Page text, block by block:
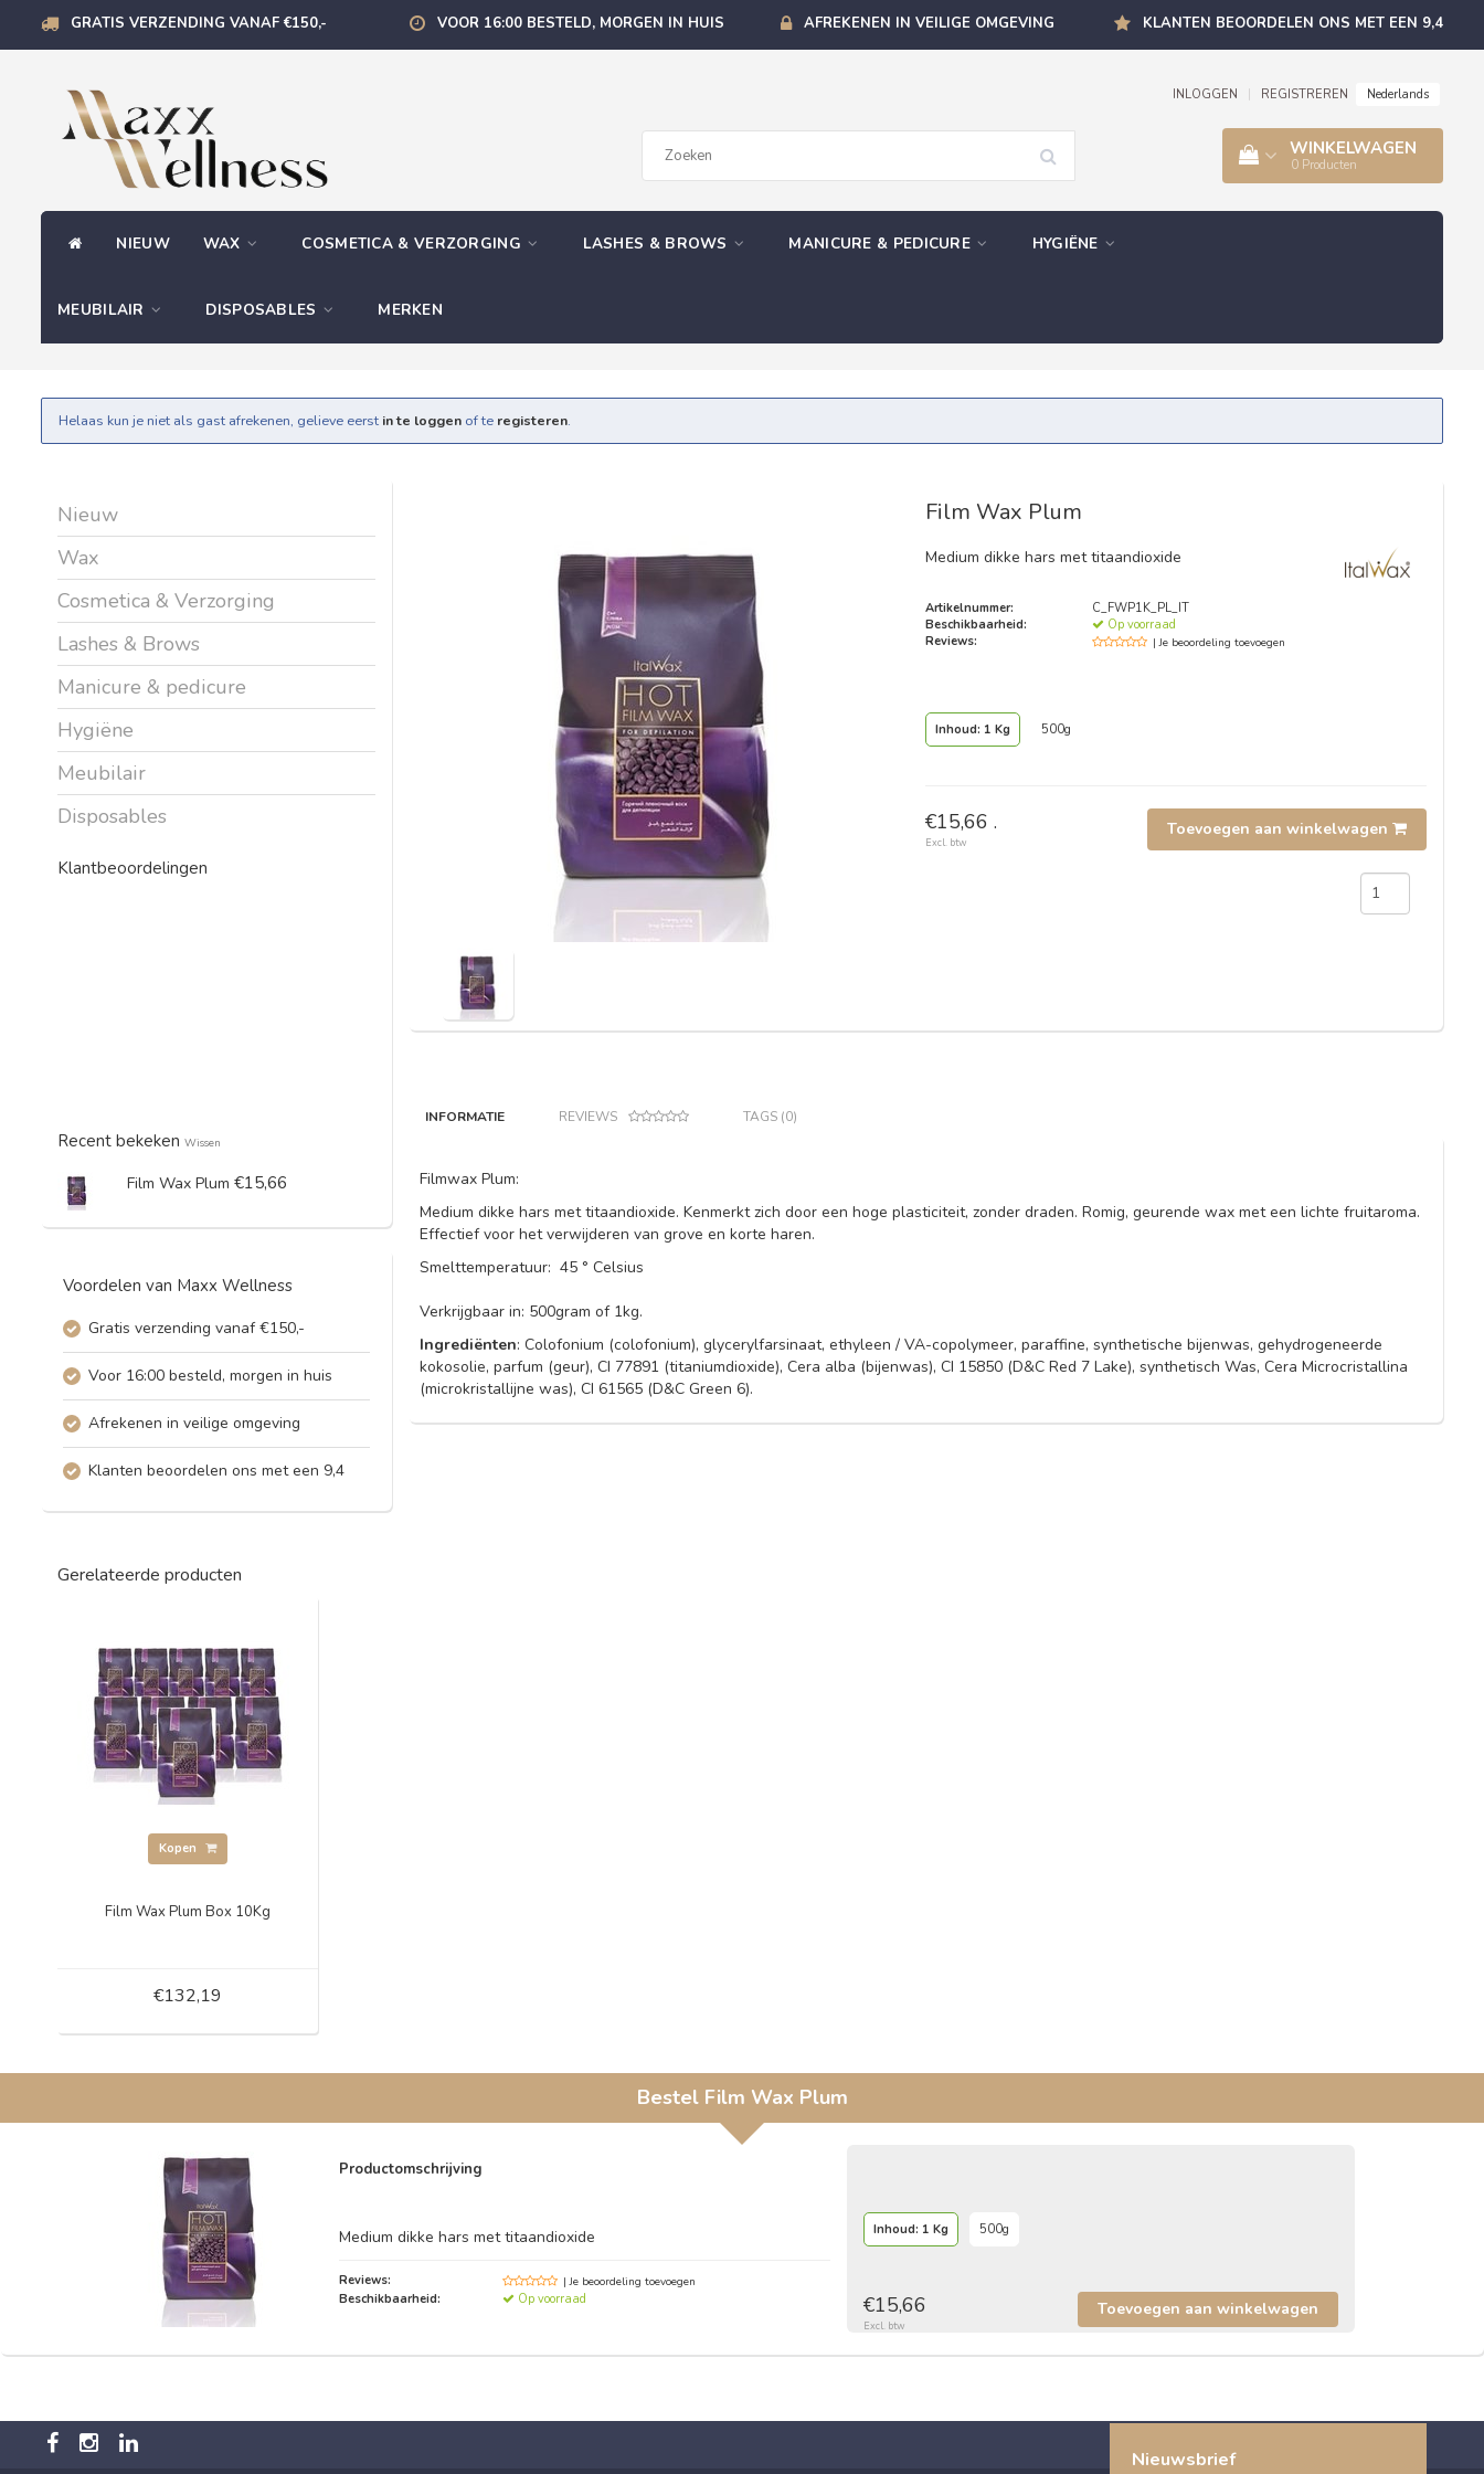
GRATIS VERZENDING VANAF €150,- VOOR 16:00 BESTELD, MORGEN IN HUIS AFREKENEN IN VEILIGE OMGEVING KLANTEN BEOORDELEN ONS MET EEN 9,4
INLOGGEN REGISTREREN Nederlands
WINKELWAGEN
0 Producten
NIEUW WAX COSMETICA & VERZORGING LASHES & BROWS MANICURE & PEDICURE HYGIËNE
MEUBILAIR DISPOSABLES MERKEN
Helaas kun je niet als gast afrekenen, gelieve eerst in te loggen of te registeren.
Nieuw
Wax
Cosmetica & Verzorging
Lashes & Brows
Manicure & pedicure
Hygiëne
Meubilair
Disposables
Klantbeoordelingen
Recent bekeken Wissen
Film Wax Plum €15,66
Voordelen van Maxx Wellness
Gratis verzending vanaf €150,-
Voor 16:00 besteld, morgen in huis
Afrekenen in veilige omgeving
Klanten beoordelen ons met een 9,4
Film Wax Plum
Medium dikke hars met titaandioxide
Artikelnummer:
C_FWP1K_PL_IT
Beschikbaarheid:
Op voorraad
Reviews:
| Je beoordeling toevoegen
Inhoud: 1 Kg 500g
€15,66 .
Excl. btw
Toevoegen aan winkelwagen
INFORMATIE REVIEWS TAGS (0)
Filmwax Plum:
Medium dikke hars met titaandioxide. Kenmerkt zich door een hoge plasticiteit, zonder draden. Romig, geurende wax met een lichte fruitaroma.
Effectief voor het verwijderen van grove en korte haren.
Smelttemperatuur: 45 ° Celsius
Verkrijgbaar in: 500gram of 1kg.
Ingrediënten: Colofonium (colofonium), glycerylfarsinaat, ethyleen / VA-copolymeer, paraffine, synthetische bijenwas, gehydrogeneerde
kokosolie, parfum (geur), CI 77891 (titaniumdioxide), Cera alba (bijenwas), CI 15850 (D&C Red 7 Lake), synthetisch Was, Cera Microcristallina
(microkristallijne was), CI 61565 (D&C Green 6).
Gerelateerde producten
Kopen
Film Wax Plum Box 10Kg
€132,19
Bestel Film Wax Plum
Productomschrijving
Medium dikke hars met titaandioxide
Reviews: | Je beoordeling toevoegen
Beschikbaarheid: Op voorraad
Inhoud: 1 Kg 500g
€15,66
Excl. btw
Nieuwsbrief